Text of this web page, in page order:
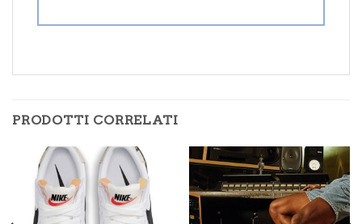
PRODOTTI CORRELATI